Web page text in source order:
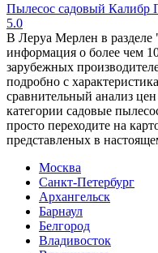
Пылесос садовый Калибр
5.0
В Леруа Мерлен в
информация о более чем
зарубежных
подробно c
сравнительный анализ
категории садовые
просто переходите на
представленых в
Москва
Санкт-Петербург
Архангельск
Барнаул
Белгород
Владивосток